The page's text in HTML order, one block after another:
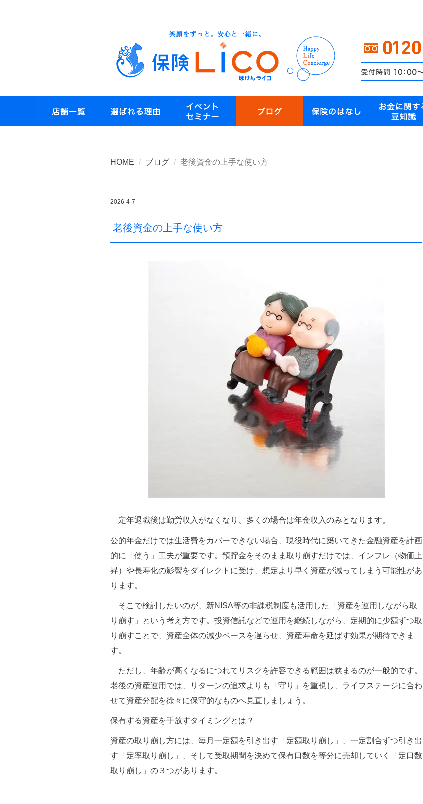
HOME ブログ 老後資金の上手な使い方
2026-4-7
老後資金の上手な使い方
定年退職後は勤労収入がなくなり、多くの場合は年金収入のみとなります。
公的年金だけでは生活費をカバーできない場合、現役時代に築いてきた金融資産を計画
的に「使う」工夫が重要です。預貯金をそのまま取り崩すだけでは、インフレ（物価上
昇）や長寿化の影響をダイレクトに受け、想定より早く資産が減ってしまう可能性があ
ります。
そこで検討したいのが、新NISA等の非課税制度も活用した「資産を運用しながら取
り崩す」という考え方です。投資信託などで運用を継続しながら、定期的に少額ずつ取
り崩すことで、資産全体の減少ペースを遅らせ、資産寿命を延ばす効果が期待できま
す。
ただし、年齢が高くなるにつれてリスクを許容できる範囲は狭まるのが一般的です。
老後の資産運用では、リターンの追求よりも「守り」を重視し、ライフステージに合わ
せて資産分配を徐々に保守的なものへ見直しましょう。
保有する資産を手放すタイミングとは？
資産の取り崩し方には、毎月一定額を引き出す「定額取り崩し」、一定割合ずつ引き出
す「定率取り崩し」、そして受取期間を決めて保有口数を等分に売却していく「定口数
取り崩し」の３つがあります。